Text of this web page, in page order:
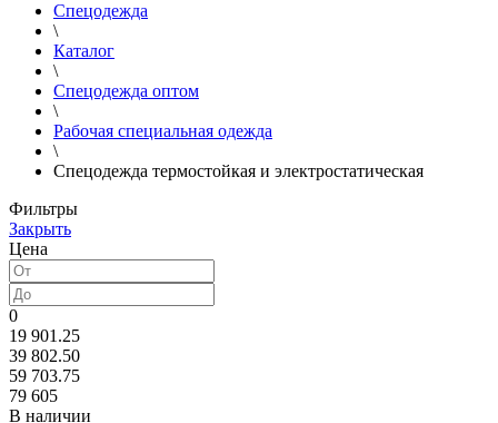
Спецодежда
\
Каталог
\
Спецодежда оптом
\
Рабочая специальная одежда
\
Cпецодежда термостойкая и электростатическая
Фильтры
Закрыть
Цена
0
19 901.25
39 802.50
59 703.75
79 605
В наличии